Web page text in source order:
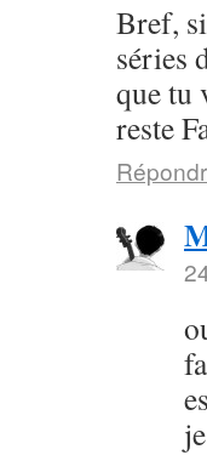
Bref,
séries
que tu
reste